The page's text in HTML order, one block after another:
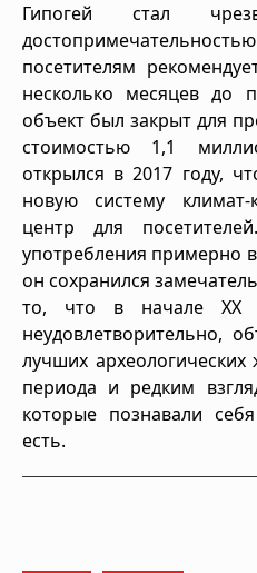
Гипогей стал
посетителям
несколько месяцев до
объект был закрыт для
стоимостью 1,1
открылся в 2017 году,
новую систему
центр для
употребления примерно
он сохранился
то, что в начале XX
неудовлетворительно,
лучших
периода и редким
которые познавали
есть.